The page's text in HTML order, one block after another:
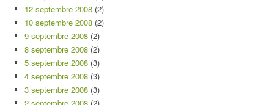
12 septembre 2008 (2)
10 septembre 2008 (2)
9 septembre 2008 (2)
8 septembre 2008 (2)
5 septembre 2008 (3)
4 septembre 2008 (3)
3 septembre 2008 (3)